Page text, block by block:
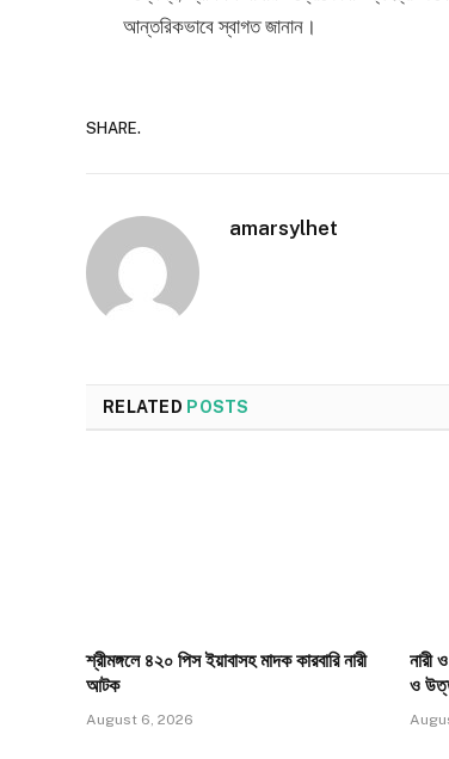
আন্তরিকভাবে স্বাগত জানান।
SHARE.
amarsylhet
RELATED POSTS
শ্রীমঙ্গলে ৪২০ পিস ইয়াবাসহ মাদক কারবারি নারী
আটক
August 6, 2026
নারী
ও